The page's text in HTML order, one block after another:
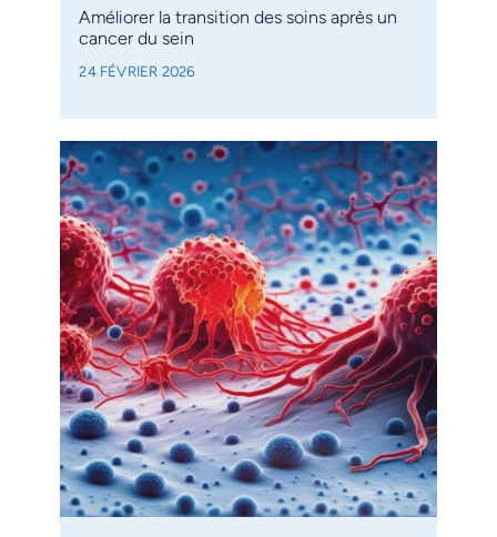
Améliorer la transition des soins après un
cancer du sein
24 FÉVRIER 2026